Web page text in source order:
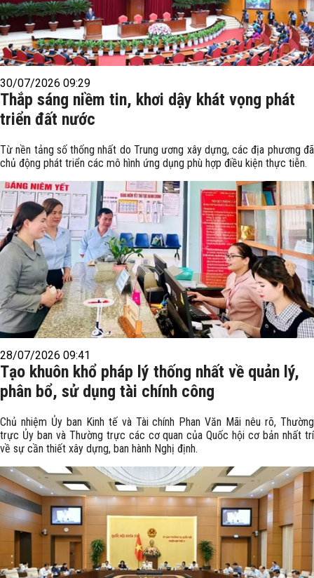
30/07/2026 09:29
Thắp sáng niềm tin, khơi dậy khát vọng phát
triển đất nước
Từ nền tảng số thống nhất do Trung ương xây dựng, các địa phương đã
chủ động phát triển các mô hình ứng dụng phù hợp điều kiện thực tiễn.
28/07/2026 09:41
Tạo khuôn khổ pháp lý thống nhất về quản lý,
phân bổ, sử dụng tài chính công
Chủ nhiệm Ủy ban Kinh tế và Tài chính Phan Văn Mãi nêu rõ, Thường
trực Ủy ban và Thường trực các cơ quan của Quốc hội cơ bản nhất trí
về sự cần thiết xây dựng, ban hành Nghị định.